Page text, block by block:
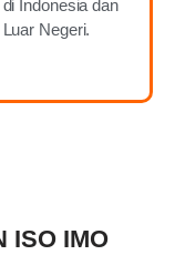
di Indonesia dan
Luar Negeri.
ISO IMO